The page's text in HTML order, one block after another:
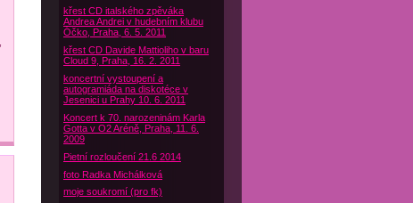
křest CD italského zpěváka
Andrea Andrei v hudebním klubu
Óčko, Praha, 6. 5. 2011
křest CD Davide Mattioliho v baru
Cloud 9, Praha, 16. 2. 2011
koncertní vystoupení a
autogramiáda na diskotéce v
Jesenici u Prahy 10. 6. 2011
Koncert k 70. narozeninám Karla
Gotta v O2 Aréně, Praha, 11. 6.
2009
Pietní rozloučení 21.6 2014
foto Radka Michálková
moje soukromí (pro fk)